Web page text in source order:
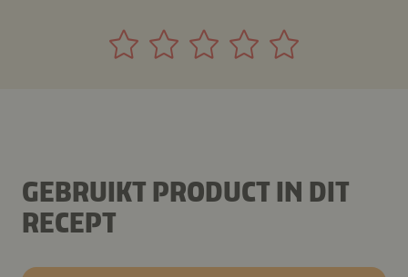
GEBRUIKT PRODUCT IN DIT
RECEPT